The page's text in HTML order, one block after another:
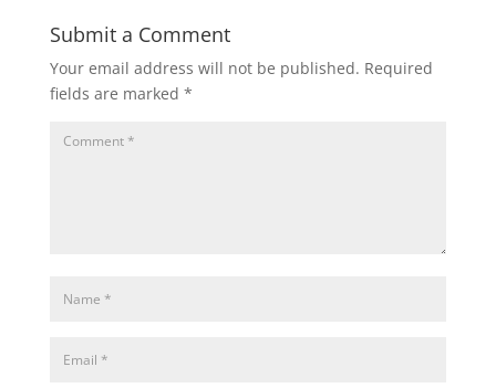
Submit a Comment
Your email address will not be published. Required
fields are marked *